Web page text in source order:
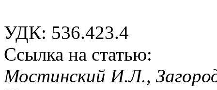
УДК: 536.423.4
Ссылка на статью:
Мостинский И.Л.,